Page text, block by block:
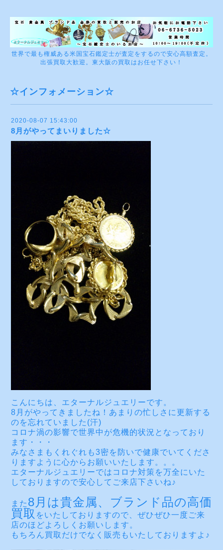
世界で最も権威ある米国宝石鑑定士が査定をするので安心高額査定。
出張買取大歓迎。東大阪の買取はお任せ下さい！
☆インフォメーション☆
2020-08-07 15:43:00
8月がやってまいりました☆
こんにちは、エターナルジュエリーです。
8月がやってきましたね！あまりの忙しさに更新する
のを忘れていました(汗)
コロナ渦の影響で世界中が危機的状況となっており
ます・・・
みなさまもくれぐれも3密を防いで健康でいてくださ
りますように心からお願いいたします。。。
エターナルジュエリーではコロナ対策を万全にいた
しておりますので安心してご来店下さいね♪
また 8月は貴金属、ブランド品の高価
買取 をいたしておりますので、ぜひぜひ一度ご来
店のほどよろしくお願いします。
もちろん買取だけでなく販売もいたしておりますよ♪